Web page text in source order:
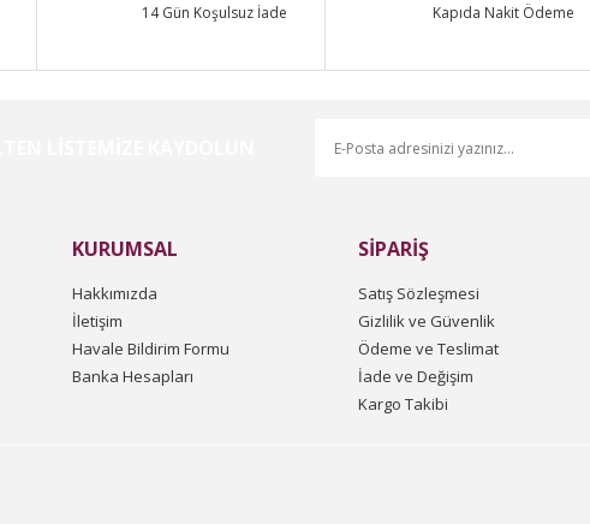
14 Gün Koşulsuz İade Kapıda Nakit Ödeme
KURUMSAL
Hakkımızda
İletişim
Havale Bildirim Formu
Banka Hesapları
SİPARİŞ
Satış Sözleşmesi
Gizlilik ve Güvenlik
Ödeme ve Teslimat
İade ve Değişim
Kargo Takibi